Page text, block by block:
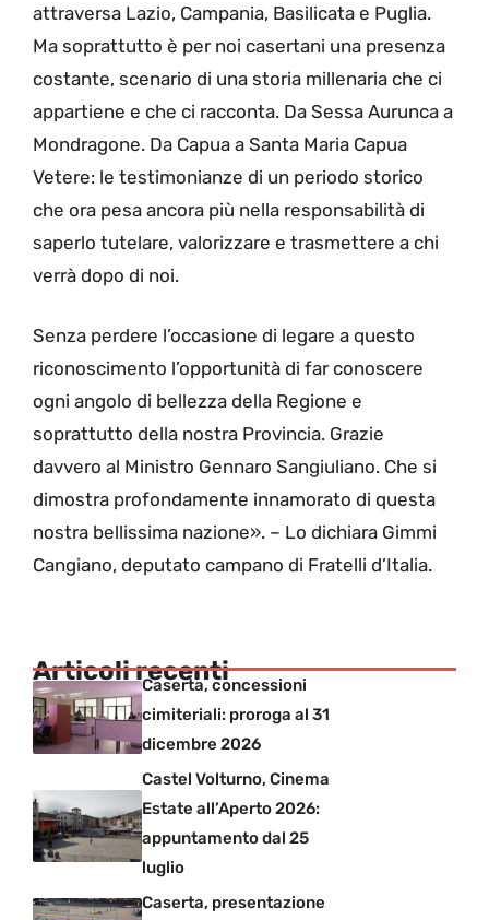
attraversa Lazio, Campania, Basilicata e Puglia.
Ma soprattutto è per noi casertani una presenza
costante, scenario di una storia millenaria che ci
appartiene e che ci racconta. Da Sessa Aurunca a
Mondragone. Da Capua a Santa Maria Capua
Vetere: le testimonianze di un periodo storico
che ora pesa ancora più nella responsabilità di
saperlo tutelare, valorizzare e trasmettere a chi
verrà dopo di noi.
Senza perdere l’occasione di legare a questo
riconoscimento l’opportunità di far conoscere
ogni angolo di bellezza della Regione e
soprattutto della nostra Provincia. Grazie
davvero al Ministro Gennaro Sangiuliano. Che si
dimostra profondamente innamorato di questa
nostra bellissima nazione». – Lo dichiara Gimmi
Cangiano, deputato campano di Fratelli d’Italia.
Articoli recenti
Caserta, concessioni
cimiteriali: proroga al 31
dicembre 2026
Castel Volturno, Cinema
Estate all’Aperto 2026:
appuntamento dal 25
luglio
Caserta, presentazione